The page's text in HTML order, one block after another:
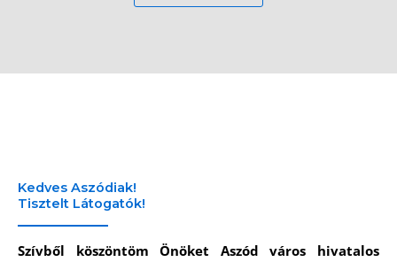
Kedves Aszódiak!
Tisztelt Látogatók!
Szívből köszöntöm Önöket Aszód város hivatalos